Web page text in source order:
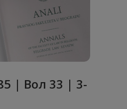
| Вол 33 | 3-